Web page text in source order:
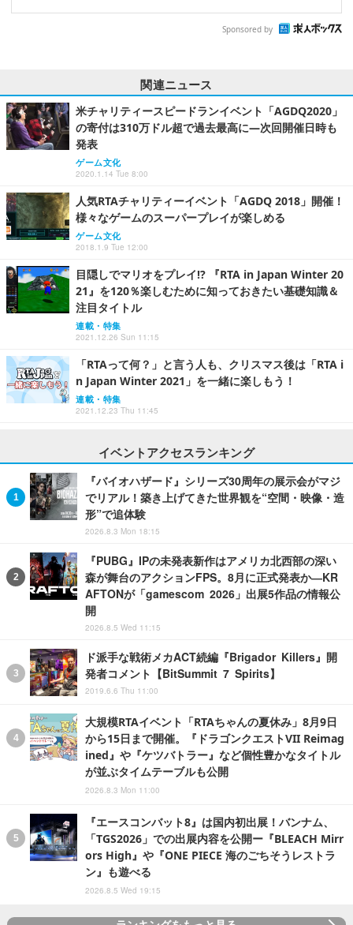
Sponsored by
関連ニュース
米チャリティースピードランイベント「AGDQ2020」
の寄付は310万ドル超で過去最高に―次回開催日時も
発表
ゲーム文化
2020.1.14 Tue 8:00
人気RTAチャリティーイベント「AGDQ 2018」開催！
様々なゲームのスーパープレイが楽しめる
ゲーム文化
2018.1.9 Tue 12:00
目隠しでマリオをプレイ!? 『RTA in Japan Winter 20
21』を120％楽しむために知っておきたい基礎知識＆
注目タイトル
連載・特集
2021.12.26 Sun 11:15
「RTAって何？」と言う人も、クリスマス後は「RTA i
n Japan Winter 2021」を一緒に楽しもう！
連載・特集
2021.12.23 Thu 11:45
イベントアクセスランキング
『バイオハザード』シリーズ30周年の展示会がマジ
でリアル！築き上げてきた世界観を“空間・映像・造
形”で追体験
2026.8.3 Mon 18:15
『PUBG』IPの未発表新作はアメリカ北西部の深い
森が舞台のアクションFPS。8月に正式発表か―KR
AFTONが「gamescom 2026」出展5作品の情報公
開
2026.8.5 Wed 11:15
ド派手な戦術メカACT続編『Brigador Killers』開
発者コメント【BitSummit 7 Spirits】
2019.6.6 Thu 11:00
大規模RTAイベント「RTAちゃんの夏休み」8月9日
から15日まで開催。『ドラゴンクエストVII Reimag
ined』や『ケツバトラー』など個性豊かなタイトル
が並ぶタイムテーブルも公開
2026.8.3 Mon 11:00
『エースコンバット8』は国内初出展！バンナム、
「TGS2026」での出展内容を公開ー『BLEACH Mirr
ors High』や『ONE PIECE 海のごちそうレストラ
ン』も遊べる
2026.8.5 Wed 19:15